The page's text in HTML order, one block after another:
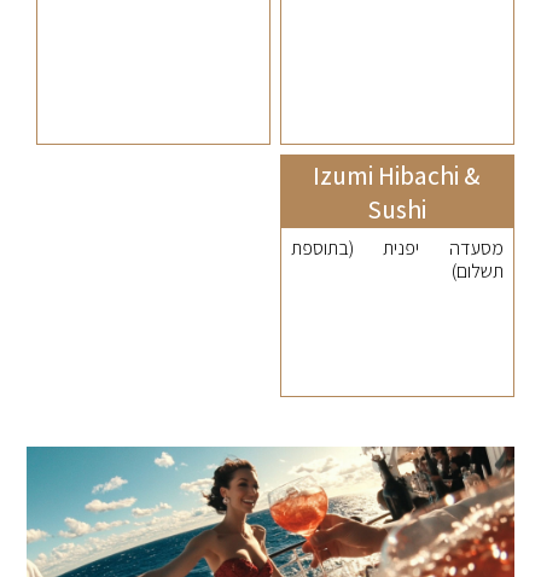
Izumi Hibachi &
Sushi
מסעדה יפנית (בתוספת
תשלום)